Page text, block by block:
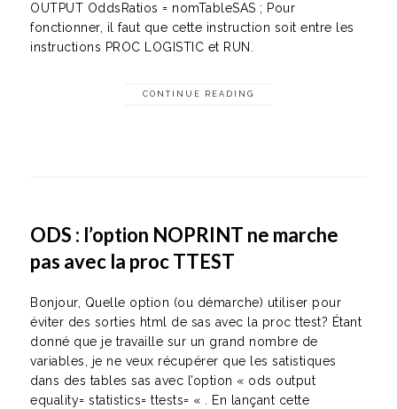
OUTPUT OddsRatios = nomTableSAS ; Pour
fonctionner, il faut que cette instruction soit entre les
instructions PROC LOGISTIC et RUN.
CONTINUE READING
ODS : l’option NOPRINT ne marche
pas avec la proc TTEST
Bonjour, Quelle option (ou démarche) utiliser pour
éviter des sorties html de sas avec la proc ttest? Étant
donné que je travaille sur un grand nombre de
variables, je ne veux récupérer que les satistiques
dans des tables sas avec l’option « ods output
equality= statistics= ttests= « . En lançant cette